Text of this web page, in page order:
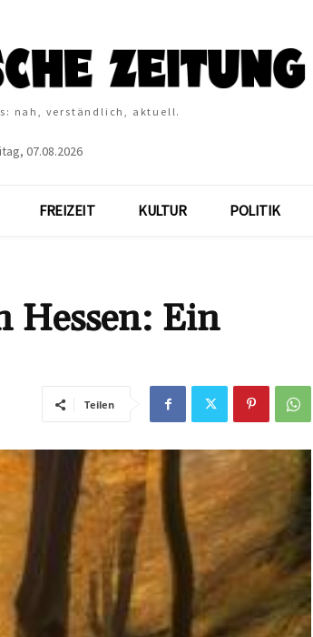
nah, verständlich, aktuell.
07.08.2026
FREIZEIT KULTUR POLITIK
Hessen: Ein
Teilen